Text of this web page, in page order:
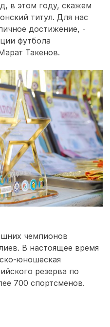
в этом году, скажем
титул. Для нас
достижение, -
футбола
Такенов.
чемпионов
В настоящее время
юношеская
резерва по
700 спортсменов.